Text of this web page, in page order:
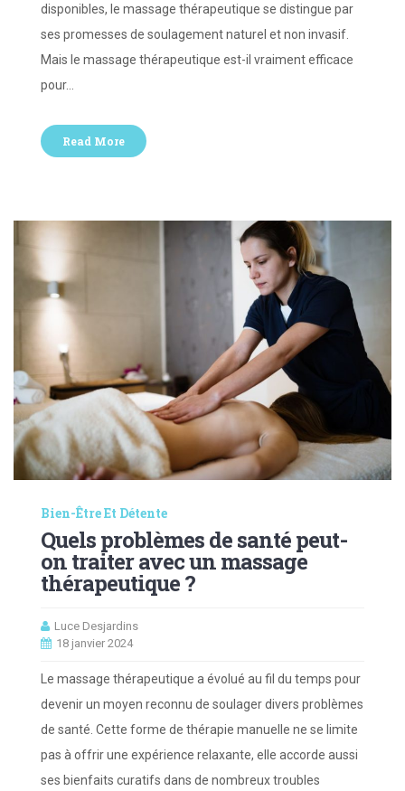
disponibles, le massage thérapeutique se distingue par
ses promesses de soulagement naturel et non invasif.
Mais le massage thérapeutique est-il vraiment efficace
pour…
Read More
Bien-Être Et Détente
Quels problèmes de santé peut-
on traiter avec un massage
thérapeutique ?
Luce Desjardins
18 janvier 2024
Le massage thérapeutique a évolué au fil du temps pour
devenir un moyen reconnu de soulager divers problèmes
de santé. Cette forme de thérapie manuelle ne se limite
pas à offrir une expérience relaxante, elle accorde aussi
ses bienfaits curatifs dans de nombreux troubles